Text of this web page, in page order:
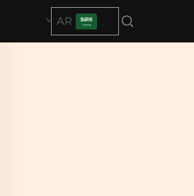
AR